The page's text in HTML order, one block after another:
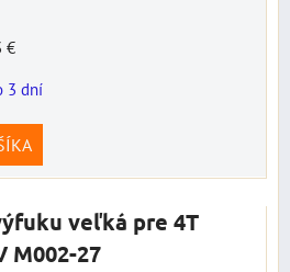
€
3 dní
veľká pre 4T
M002-27